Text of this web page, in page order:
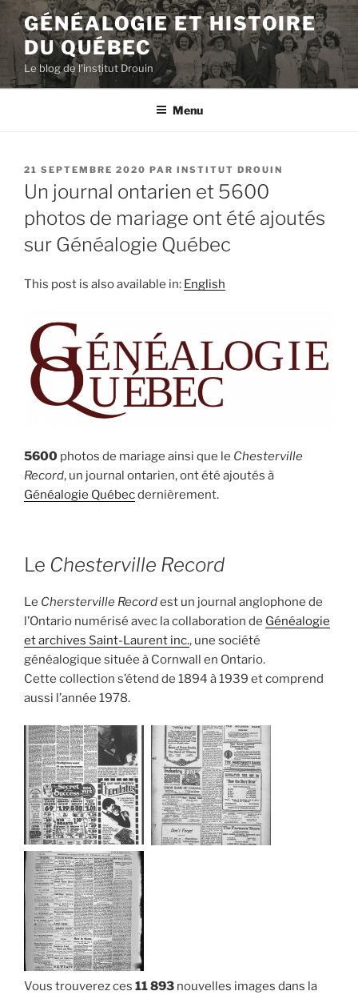
Aller
contenu
principal
GÉNÉALOGIE ET HISTOIRE
DU QUÉBEC
Le blog de l'institut Drouin
Menu
PUBLIÉ
LE
21 SEPTEMBRE 2020 PAR INSTITUT DROUIN
Un journal ontarien et 5600
photos de mariage ont été ajoutés
sur Généalogie Québec
This post is also available in: English
5600 photos de mariage ainsi que le Chesterville
Record, un journal ontarien, ont été ajoutés à
Généalogie Québecdernièrement.
Le Chesterville Record
Le Chersterville Recordest un journal anglophone de
l’Ontario numérisé avec la collaboration de Généalogie
et archives Saint-Laurent inc., une société
généalogique située à Cornwall en Ontario.
Cette collection s’étend de 1894 à 1939 et comprend
aussi l’année 1978.
Vous trouverez ces 11 893 nouvelles images dans la